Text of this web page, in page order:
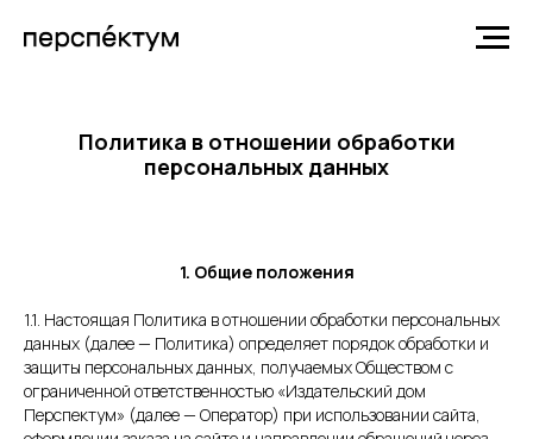
Политика в отношении обработки
персональных данных
1. Общие положения
1.1. Настоящая Политика в отношении обработки персональных
данных (далее — Политика) определяет порядок обработки и
защиты персональных данных, получаемых Обществом с
ограниченной ответственностью «Издательский дом
Перспектум» (далее — Оператор) при использовании сайта,